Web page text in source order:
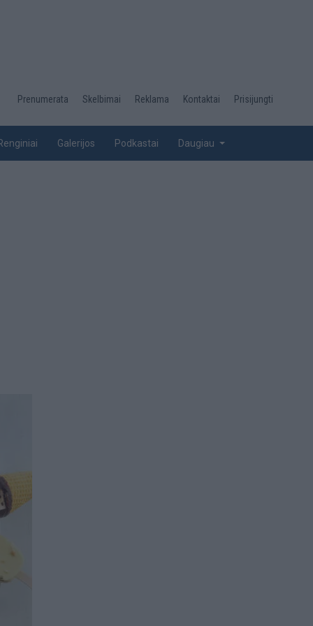
Desktop
top
Prenumerata Skelbimai Reklama Kontaktai Prisijungti
Galerijos Podkastai Daugiau